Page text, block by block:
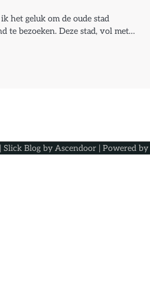
het geluk om de oude stad
te bezoeken. Deze stad, vol met…
Slick Blog by Ascendoor| Powered by